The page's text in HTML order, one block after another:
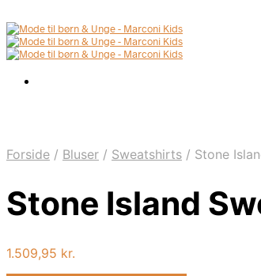
Forside / Bluser / Sweatshirts / Stone
Stone Island
1.509,95 kr.